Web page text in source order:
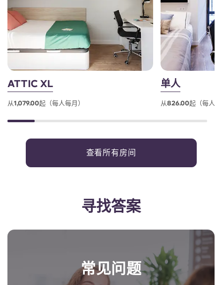
ATTIC XL
从1,079.00起（每人每月）
单人
从826.00起（每人
查看所有房间
寻找答案
常见问题